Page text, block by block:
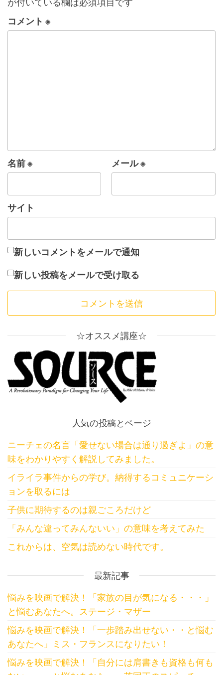
コメント ※
名前※ メール※
サイト
新しいコメントをメールで通知
新しい投稿をメールで受け取る
☆オススメ講座☆
人気の投稿とページ
ニーチェの名言「愛せない場合は通り過ぎよ」の意
味をわかりやすく解説してみました。
イライラ事件からの学び。納得するコミュニケーシ
ョンを取るには
子供に期待するのは親ごころだけど
「みんな違ってみんないい」の意味を考えてみた
これからは、空気は読めない時代です。
最新記事
悩みを映画で解決！「家族の目が気になる・・・」
と悩むあなたへ。ステージ・マザー
悩みを映画で解決！「一歩踏み出せない・・と悩む
あなたへ」ミス・フランスになりたい！
悩みを映画で解決！「自分には肩書きも資格も何も